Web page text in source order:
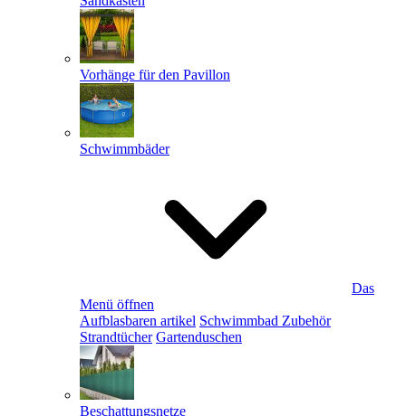
Vorhänge für den Pavillon
Schwimmbäder
Das
Menü öffnen
Aufblasbaren artikel Schwimmbad Zubehör
Strandtücher Gartenduschen
Beschattungsnetze